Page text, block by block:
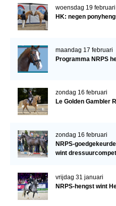
woensdag 19 februari
HK: negen
maandag 17 februari
Programma NRPS
zondag 16 februari
Le Golden Gambler
zondag 16 februari
NRPS-
wint
vrijdag 31 januari
NRPS-hengst wint